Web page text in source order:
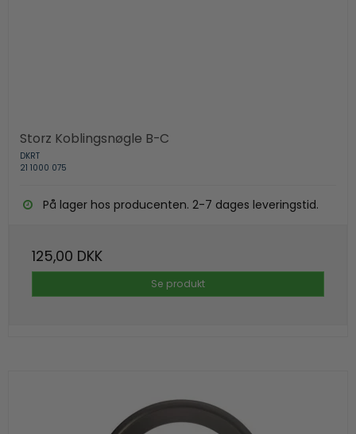
Storz Koblingsnøgle B-C
DKRT
21 1000 075
På lager hos producenten. 2-7 dages leveringstid.
125,00 DKK
Se produkt